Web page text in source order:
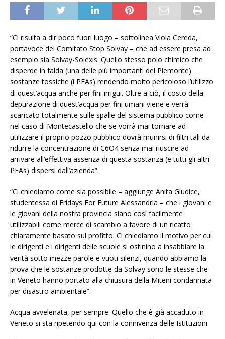
“Ci risulta a dir poco fuori luogo – sottolinea Viola Cereda,
portavoce del Comitato Stop Solvay – che ad essere presa ad
esempio sia Solvay-Solexis. Quello stesso polo chimico che
disperde in falda (una delle più importanti del Piemonte)
sostanze tossiche (i PFAs) rendendo molto pericoloso l’utilizzo
di quest’acqua anche per fini irrigui. Oltre a ciò, il costo della
depurazione di quest’acqua per fini umani viene e verrà
scaricato totalmente sulle spalle del sistema pubblico come
nel caso di Montecastello che se vorrà mai tornare ad
utilizzare il proprio pozzo pubblico dovrà munirsi di filtri tali da
ridurre la concentrazione di C6O4 senza mai riuscire ad
arrivare all’effettiva assenza di questa sostanza (e tutti gli altri
PFAs) dispersi dall’azienda”.
“Ci chiediamo come sia possibile – aggiunge Anita Giudice,
studentessa di Fridays For Future Alessandria – che i giovani e
le giovani della nostra provincia siano così facilmente
utilizzabili come merce di scambio a favore di un ricatto
chiaramente basato sul profitto. Ci chiediamo il motivo per cui
le dirigenti e i dirigenti delle scuole si ostinino a insabbiare la
verità sotto mezze parole e vuoti silenzi, quando abbiamo la
prova che le sostanze prodotte da Solvay sono le stesse che
in Veneto hanno portato alla chiusura della Miteni condannata
per disastro ambientale”.
Acqua avvelenata, per sempre. Quello che è già accaduto in
Veneto si sta ripetendo qui con la connivenza delle Istituzioni.